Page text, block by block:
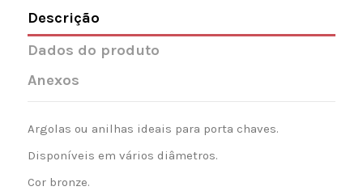
Descrição
Dados do produto
Anexos
Argolas ou anilhas ideais para porta chaves.
Disponíveis em vários diâmetros.
Cor bronze.